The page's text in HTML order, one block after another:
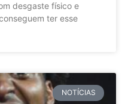
desgaste físico e
ter esse
NOTÍCIAS